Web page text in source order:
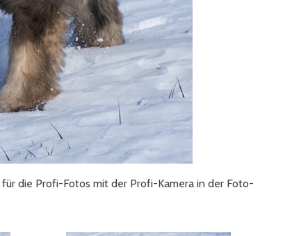
die Profi-Fotos mit der Profi-Kamera in der Foto-